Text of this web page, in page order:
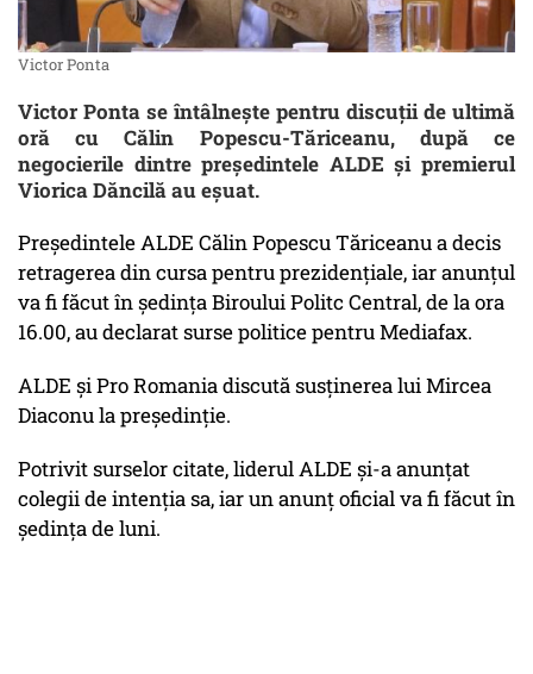
Victor Ponta
Victor Ponta se întâlnește pentru discuții de ultimă
oră cu Călin Popescu-Tăriceanu, după ce
negocierile dintre președintele ALDE și premierul
Viorica Dăncilă au eșuat.
Președintele ALDE Călin Popescu Tăriceanu a decis
retragerea din cursa pentru prezidențiale, iar anunțul
va fi făcut în ședința Biroului Politc Central, de la ora
16.00, au declarat surse politice pentru Mediafax.
ALDE și Pro Romania discută susținerea lui Mircea
Diaconu la președinție.
Potrivit surselor citate, liderul ALDE și-a anunțat
colegii de intenția sa, iar un anunț oficial va fi făcut în
ședința de luni.